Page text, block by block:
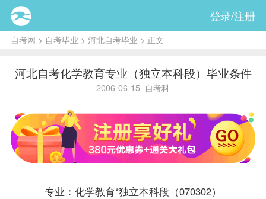
登录/注册
自考网 > 自考毕业 > 河北自考毕业 > 正文
河北自考化学教育专业（独立本科段）毕业条件
2006-06-15 自考科
专业：化学教育*独立本科段（070302）